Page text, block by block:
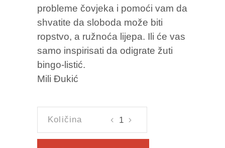
probleme čovjeka i pomoći vam da
shvatite da sloboda može biti
ropstvo, a ružnoća lijepa. Ili će vas
samo inspirisati da odigrate žuti
bingo-listić.
Mili Đukić
NEROĐENO